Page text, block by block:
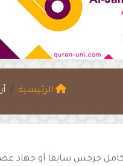
الرئيسية
جرجس سابقا أو جهاد